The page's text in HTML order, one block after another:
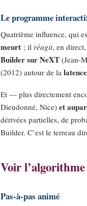
Le programme
Quatrième influence, qui
meurt ; il réagit, en
Builder sur NeXT (Jean-
(2012) autour de la
Et — plus directement
Dieudonné, Nice)et
dérivées partielles, de
Builder. C’est le terreau
Voir
Pas-à-pas animé